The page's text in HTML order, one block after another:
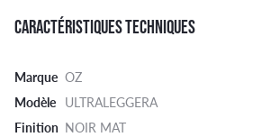
CARACTÉRISTIQUES TECHNIQUES
Marque OZ
Modèle ULTRALEGGERA
Finition NOIR MAT